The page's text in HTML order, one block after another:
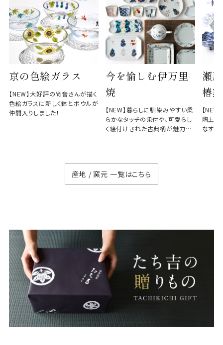
京の色絵ガラス
【NEW】大好評の尚音さんが描く
色絵ガラスに新しく鉢とボウルが
仲間入りしました！
今を愉しむ伊万里
焼
【NEW】暮らしに馴染みやすい柔
らかなタッチの染付や、可愛らし
く絵付けされた古典柄が魅力の
瀬
椿窯
【
陶土と
なす、
産地 / 窯元 一覧はこちら